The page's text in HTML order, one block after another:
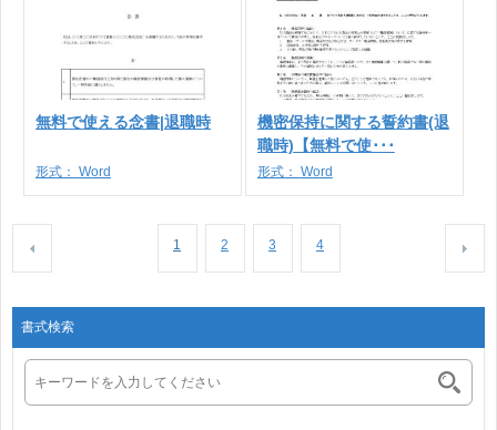
無料で使える念書|退職時
形式： Word
機密保持に関する誓約書(退
職時)【無料で使･･･
形式： Word
1 2 3 4
書式検索